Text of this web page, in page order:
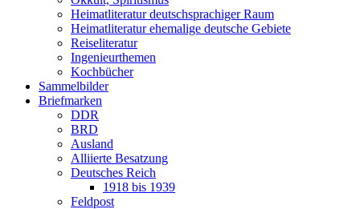
Heimatliteratur deutschsprachiger Raum
Heimatliteratur ehemalige deutsche Gebiete
Reiseliteratur
Ingenieurthemen
Kochbücher
Sammelbilder
Briefmarken
DDR
BRD
Ausland
Alliierte Besatzung
Deutsches Reich
1918 bis 1939
Feldpost